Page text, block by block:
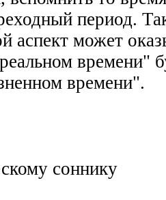
период.
аспект может
времени"
времени".
соннику